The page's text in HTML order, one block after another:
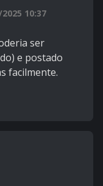
10:37
ser
e postado
facilmente.